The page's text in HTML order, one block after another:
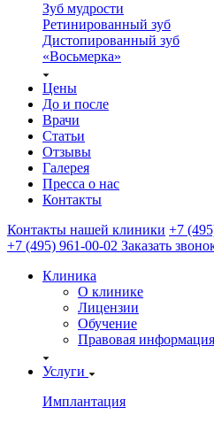
Зуб мудрости
Ретинированный зуб
Дистопированный зуб
«Восьмерка»
Цены
До и после
Врачи
Статьи
Отзывы
Галерея
Пресса о нас
Контакты
Контакты нашей клиники +7
+7 (495) 961-00-02 Заказать
Клиника
О клинике
Лицензии
Обучение
Правовая информация
Услуги
Имплантация